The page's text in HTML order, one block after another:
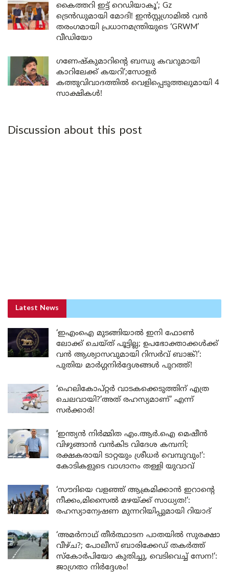
കൈത്തറി ഇട്ട് റെഡിയാകൂ’; Gz
ട്രെൻഡുമായി മോദി! ഇൻസ്റ്റഗ്രാമിൽ വൻ
തരംഗമായി പ്രധാനമന്ത്രിയുടെ ‘GRWM’
വീഡിയോ
ഗണേഷ്കുമാറിന്റെ ബന്ധു കവറുമായി
കാറിലേക്ക് കയറി’;സോളർ
കത്തുവിവാദത്തിൽ വെളിപ്പെടുത്തലുമായി 4
സാക്ഷികൾ!
Discussion about this post
Latest News
‘ഇഎംഐ മുടങ്ങിയാൽ ഇനി ഫോൺ
ലോക്ക് ചെയ്ത് പൂട്ടില്ല; ഉപഭോക്താക്കൾക്ക്
വൻ ആശ്വാസവുമായി റിസർവ് ബാങ്ക്!’:
പുതിയ മാർഗ്ഗനിർദ്ദേശങ്ങൾ പുറത്ത്!
‘ഹെലികോപ്റ്റർ വാടകക്കെടുത്തിന് എത്ര
ചെലവായി?’അത് രഹസ്യമാണ്’ എന്ന്
സർക്കാർ!
‘ഇന്ത്യൻ നിർമ്മിത എം.ആർ.ഐ മെഷീൻ
വിഴുങ്ങാൻ വൻകിട വിദേശ കമ്പനി;
രക്ഷകരായി ടാറ്റയും ശ്രീധർ വെമ്പുവും!’:
കോടികളുടെ വാഗ്ദാനം തള്ളി യുവാവ്
‘സൗദിയെ വളഞ്ഞ് ആക്രമിക്കാൻ ഇറാന്റെ
നീക്കം,മിസൈൽ മഴയ്ക്ക് സാധ്യത!’:
രഹസ്യാന്വേഷണ മുന്നറിയിപ്പുമായി റിയാദ്
‘അമർനാഥ് തീർത്ഥാടന പാതയിൽ സുരക്ഷാ
വീഴ്ച?; പോലീസ് ബാരിക്കേഡ് തകർത്ത്
സ്കോർപിയോ കുതിച്ചു, വെടിവെച്ച് സേന!’:
ജാഗ്രതാ നിർദ്ദേശം!